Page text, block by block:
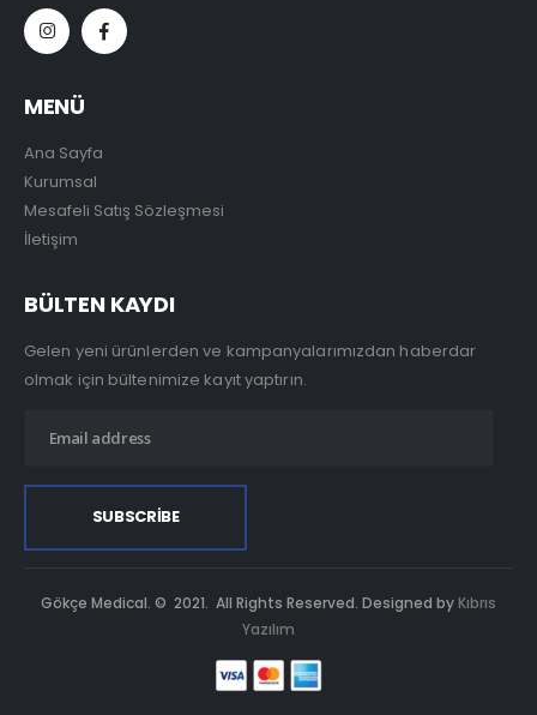
MENÜ
Ana Sayfa
Kurumsal
Mesafeli Satış Sözleşmesi
İletişim
BÜLTEN KAYDI
Gelen yeni ürünlerden ve kampanyalarımızdan haberdar
olmak için bültenimize kayıt yaptırın.
Gökçe Medical. © 2021. All Rights Reserved. Designed by Kıbrıs
Yazılım